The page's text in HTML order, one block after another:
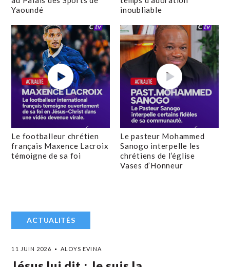
Yaoundé
inoubliable
Le footballeur chrétien
français Maxence Lacroix
témoigne de sa foi
Le pasteur Mohammed
Sanogo interpelle les
chrétiens de l’église
Vases d’Honneur
ACTUALITÉS
11 JUIN 2026 ALOYS EVINA